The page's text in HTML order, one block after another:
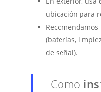
ubicación para
Recomendamos
(baterías,
de señal).
Como